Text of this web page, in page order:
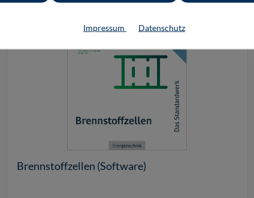
Brennstoffzellen (Software)
Impressum Datenschutz